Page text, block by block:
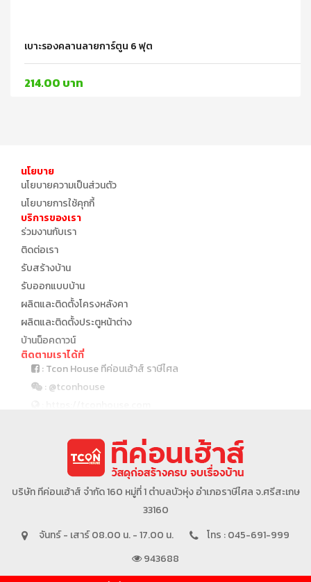
เบาะรองคลานลายการ์ตูน 6 ฟุต
214.00 บาท
นโยบาย
นโยบายความเป็นส่วนตัว
นโยบายการใช้คุกกี้
บริการของเรา
ร่วมงานกับเรา
ติดต่อเรา
รับสร้างบ้าน
รับออกแบบบ้าน
ผลิตและติดตั้งโครงหลังคา
ผลิตและติดตั้งประตูหน้าต่าง
บ้านน็อคดาวน์
ติดตามเราได้ที่
: Tcon House ทีค่อนเฮ้าส์ ราษีไศล
: @tconhouse
บริษัทในเครือ
บริษัท ทีค่อนเฮ้าส์ จำกัด 160 หมู่ที่ 1 ตำบลบัวหุ่ง อำเภอราษีไศล จ.ศรีสะเกษ
33160
จันทร์ - เสาร์ 08.00 น. - 17.00 น.
โทร : 045-691-999
943688